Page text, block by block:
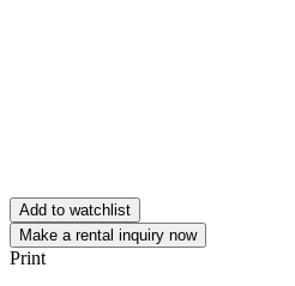
Add to watchlist
Make a rental inquiry now
Print